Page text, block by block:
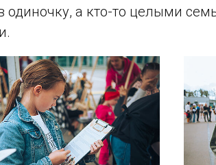
одиночку, а кто-то целыми